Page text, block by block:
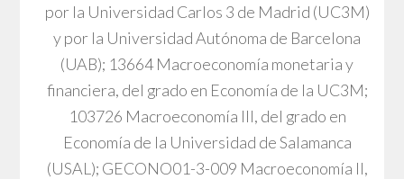
por la Universidad Carlos 3 de Madrid (UC3M)
y por la Universidad Autónoma de Barcelona
(UAB); 13664 Macroeconomía monetaria y
financiera, del grado en Economía de la UC3M;
103726 Macroeconomía III, del grado en
Economía de la Universidad de Salamanca
(USAL); GECONO01-3-009 Macroeconomía II,